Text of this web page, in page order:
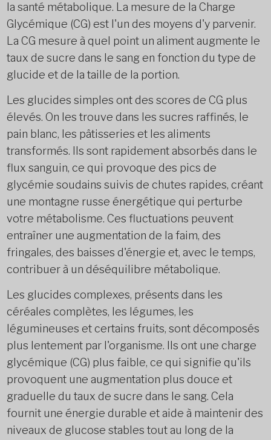
la santé métabolique. La mesure de la Charge
Glycémique (CG) est l'un des moyens d'y parvenir.
La CG mesure à quel point un aliment augmente le
taux de sucre dans le sang en fonction du type de
glucide et de la taille de la portion.
Les glucides simples ont des scores de CG plus
élevés. On les trouve dans les sucres raffinés, le
pain blanc, les pâtisseries et les aliments
transformés. Ils sont rapidement absorbés dans le
flux sanguin, ce qui provoque des pics de
glycémie soudains suivis de chutes rapides, créant
une montagne russe énergétique qui perturbe
votre métabolisme. Ces fluctuations peuvent
entraîner une augmentation de la faim, des
fringales, des baisses d'énergie et, avec le temps,
contribuer à un déséquilibre métabolique.
Les glucides complexes, présents dans les
céréales complètes, les légumes, les
légumineuses et certains fruits, sont décomposés
plus lentement par l'organisme. Ils ont une charge
glycémique (CG) plus faible, ce qui signifie qu'ils
provoquent une augmentation plus douce et
graduelle du taux de sucre dans le sang. Cela
fournit une énergie durable et aide à maintenir des
niveaux de glucose stables tout au long de la